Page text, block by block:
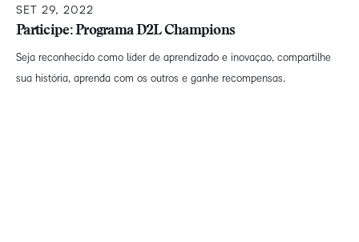
SET 29, 2022
Participe: Programa D2L Champions
Seja reconhecido como líder de aprendizado e inovaçao, compartilhe
sua história, aprenda com os outros e ganhe recompensas.